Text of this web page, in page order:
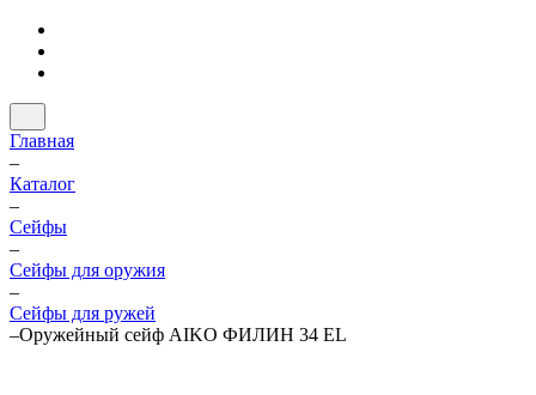
Главная
–
Каталог
–
Cейфы
–
Cейфы для оружия
–
Сейфы для ружей
–Оружейный сейф AIKO ФИЛИН 34 EL